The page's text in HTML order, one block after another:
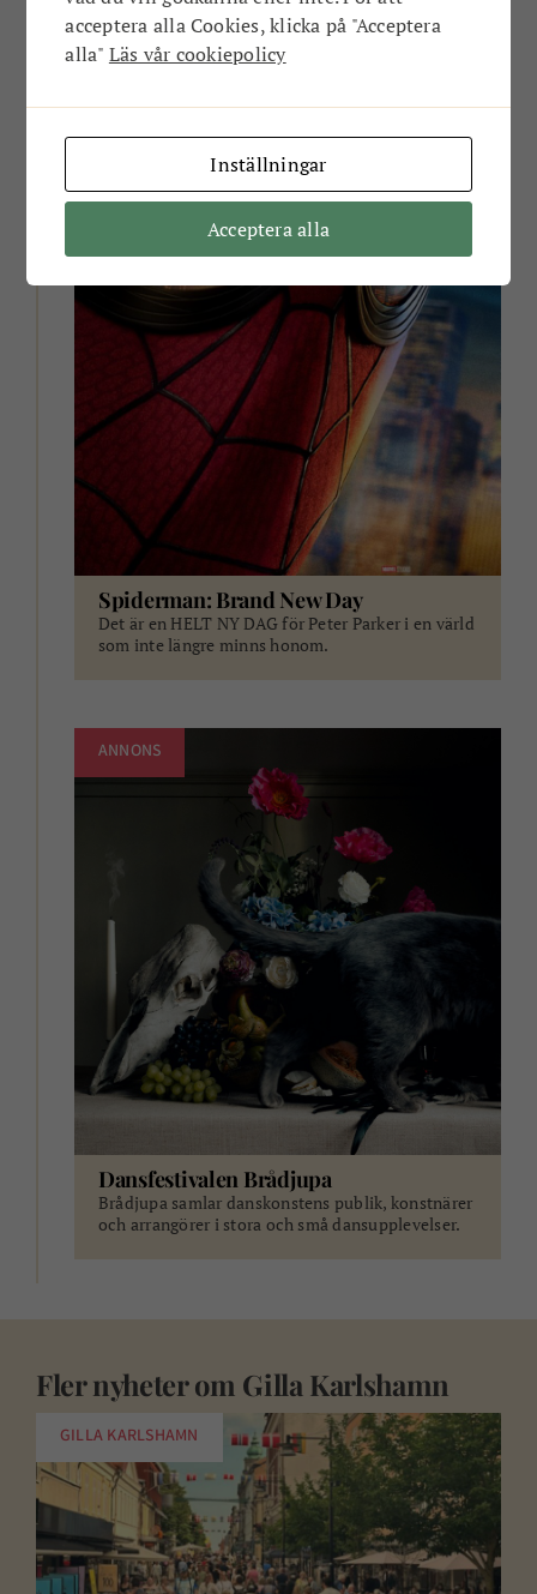
trampolinpark, en ungdom som vill skapa en
tech-hub, eller en pensionär som vill ha en digital
fixarhjälp så vill vi veta vad du drömmer om!
Spiderman: Brand New Day
Det är en HELT NY DAG för Peter Parker i en värld
som inte längre minns honom.
ANNONS
Dansfestivalen Brådjupa
Brådjupa samlar danskonstens publik, konstnärer
och arrangörer i stora och små dansupplevelser.
Fler nyheter om Gilla Karlshamn
GILLA KARLSHAMN
acceptera alla Cookies, klicka på "Acceptera
alla" Läs vår cookiepolicy
Inställningar
Acceptera alla